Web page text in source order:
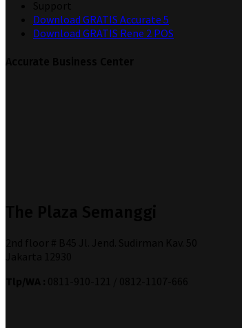
Download GRATIS Accurate 5
Download GRATIS Rene 2 POS